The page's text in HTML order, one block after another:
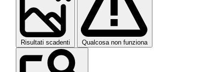
Risultati scadenti Qualcosa non funziona